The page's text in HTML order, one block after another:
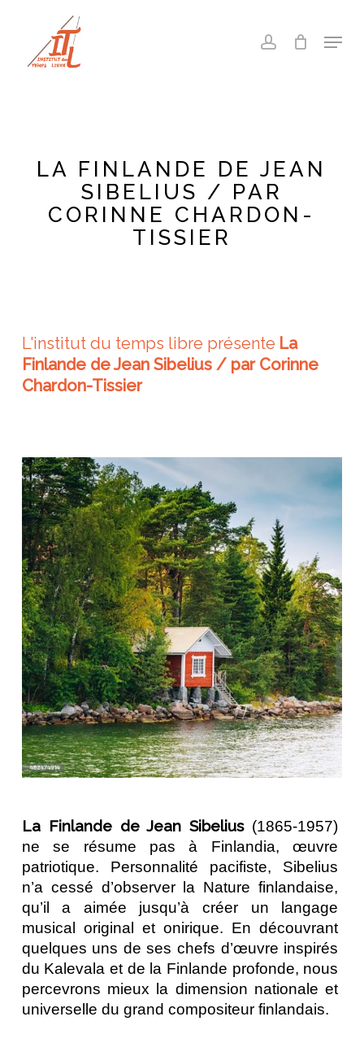
content
accountMenu
LA FINLANDE DE JEAN
SIBELIUS / PAR
CORINNE CHARDON-
TISSIER
L'institut du temps libre présente La
Finlande de Jean Sibelius / par Corinne
Chardon-Tissier
La Finlande de Jean Sibelius (1865-1957)
ne se résume pas à Finlandia, œuvre
patriotique. Personnalité pacifiste, Sibelius
n’a cessé d’observer la Nature finlandaise,
qu’il a aimée jusqu’à créer un langage
musical original et onirique. En découvrant
quelques uns de ses chefs d’œuvre inspirés
du Kalevala et de la Finlande profonde, nous
percevrons mieux la dimension nationale et
universelle du grand compositeur finlandais.
Close